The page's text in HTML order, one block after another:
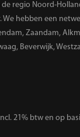
regio Noord-
hebben een
Zaandam,
Beverwijk,
21% btw en op